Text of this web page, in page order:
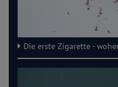
Die erste Zigarette -